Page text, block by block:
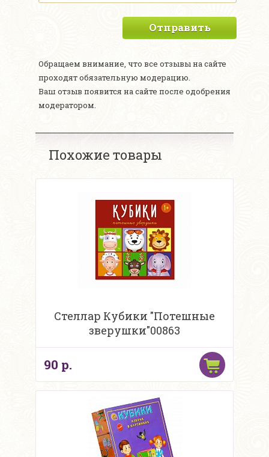
Отправить
Обращаем внимание, что все отзывы на сайте
проходят обязательную модерацию.
Ваш отзыв появится на сайте после одобрения
модератором.
Похожие товары
Стеллар Кубики "Потешные
зверушки"00863
90 р.